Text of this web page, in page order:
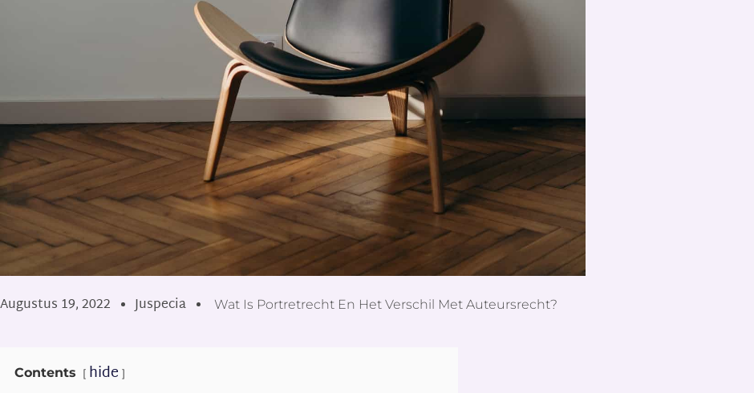
Augustus 19, 2022 Juspecia Wat Is Portretrecht En Het Verschil Met Auteursrecht?
Contents
hide